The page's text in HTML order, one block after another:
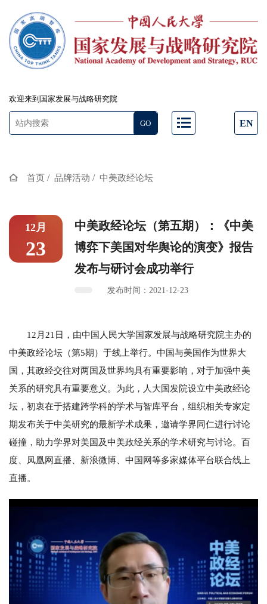
欢迎来到国家发展与战略研究院
EN
首页 / 品牌活动 / 中美政经论坛
12月
23
中美政经论坛（第五期）：《中美
博弈下美国对华舆论的演变》报告
发布与研讨会成功举行
发布时间：2021-12-23
12月21日，由中国人民大学国家发展与战略研究院主办的
中美政经论坛（第5期）于线上举行。中国与美国作为世界大
国，其政经交往对两国及世界均具有重要影响，对于加强中美
关系的研究具有重要意义。为此，人大国发院设立中美政经论
坛，初衷在于搭建跨学科的学术与智库平台，组织相关专家定
期发布关于中美研究的最新学术成果，邀请学界同仁进行讨论
碰撞，助力学界对美国及中美政经关系的学术研究与讨论。百
度、凤凰网直播、新浪微博、中国网等多家媒体平台联合线上
直播。